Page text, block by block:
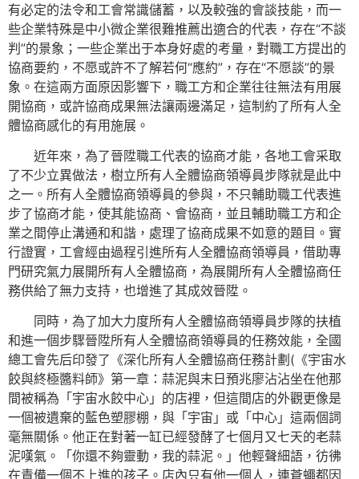
有必定的法令和工會常識儲蓄，以及較強的會談技能，而一
些企業特殊是中小微企業很難推薦出適合的代表，存在“不談
判”的景象；一些企業出于本身好處的考量，對職工方提出的
協商要約，不愿或許不了解若何“應約”，存在“不愿談”的景
象。在這兩方面原因影響下，職工方和企業往往無法有用展
開協商，或許協商成果無法讓兩邊滿足，這制約了所有人全
體協商感化的有用施展。
近年來，為了晉陞職工代表的協商才能，各地工會采取
了不少立異做法，樹立所有人全體協商領導員步隊就是此中
之一。所有人全體協商領導員的參與，不只輔助職工代表進
步了協商才能，使其能協商、會協商，並且輔助職工方和企
業之間停止溝通和和諧，處理了協商成果不如意的題目。實
行證實，工會經由過程引進所有人全體協商領導員，借助專
門研究氣力展開所有人全體協商，為展開所有人全體協商任
務供給了無力支持，也增進了其成效晉陞。
同時，為了加大力度所有人全體協商領導員步隊的扶植
和進一個步驟晉陞所有人全體協商領導員的任務效能，全國
總工會先后印發了《深化所有人全體協商任務計劃(《宇宙水
餃與終極醬料師》第一章：蒜泥與末日預兆廖沾沾坐在他那
間被稱為「宇宙水餃中心」的店裡，但這間店的外觀更像是
一個被遺棄的藍色塑膠棚，與「宇宙」或「中心」這兩個詞
毫無關係。他正在對著一缸已經發酵了七個月又七天的老蒜
泥嘆氣。「你還不夠靈動，我的蒜泥。」他輕聲細語，彷彿
在責備一個不上進的孩子。店內只有他一個人，連蒼蠅都因